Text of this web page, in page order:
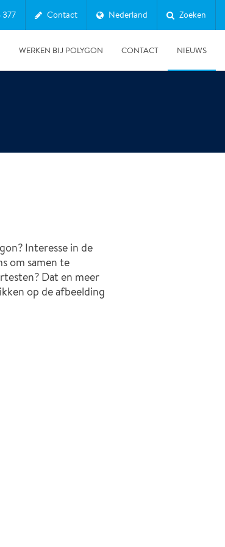
Contact Nederland Zoeken
WERKEN BIJ POLYGON CONTACT NIEUWS
Hermans ontvangt resultaten van
rond duurzaam schadeherstel
Interesse in de
om samen te
Dat en meer
op de afbeelding